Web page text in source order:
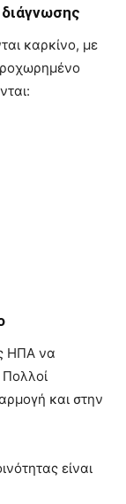
καρκίνο, με
ΗΠΑ να
και στην
είναι